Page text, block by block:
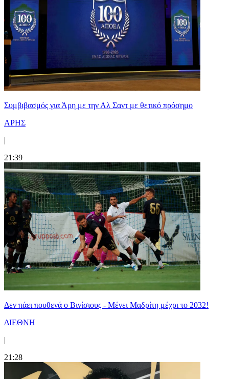
Συμβιβασμός για Άρη με την Αλ Σαντ με θετικό πρόσημο
ΑΡΗΣ
|
21:39
Δεν πάει πουθενά ο Βινίσιους - Μένει Μαδρίτη μέχρι το 2032!
ΔΙΕΘΝΗ
|
21:28